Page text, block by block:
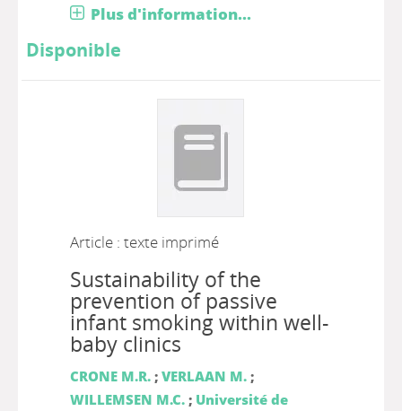
Plus d'information...
Disponible
Article : texte imprimé
Sustainability of the
prevention of passive
infant smoking within well-
baby clinics
CRONE M.R.; VERLAAN M.;
WILLEMSEN M.C.; Université de